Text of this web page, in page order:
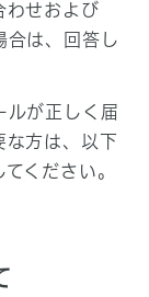
わせおよび
合は、回答し
ルが正しく届
な方は、以下
ください。